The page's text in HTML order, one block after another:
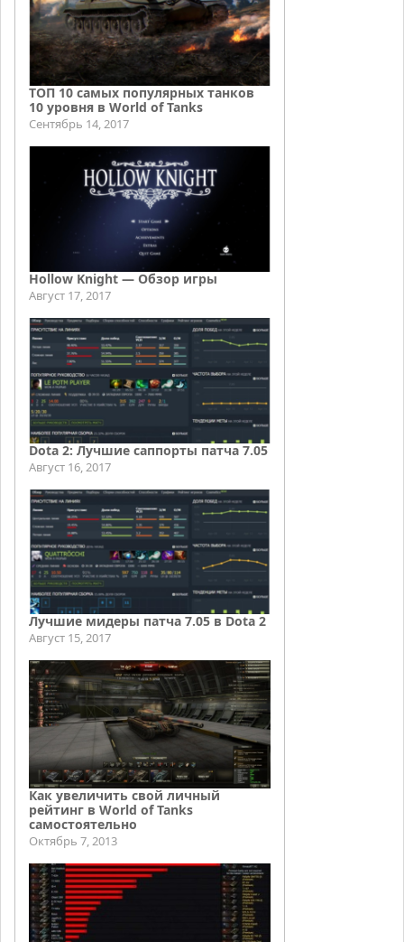
ТОП 10 самых популярных танков
10 уровня в World of Tanks
Сентябрь 14, 2017
Hollow Knight — Обзор игры
Август 17, 2017
Dota 2: Лучшие саппорты патча 7.05
Август 16, 2017
Лучшие мидеры патча 7.05 в Dota 2
Август 15, 2017
Как увеличить свой личный
рейтинг в World of Tanks
самостоятельно
Октябрь 7, 2013